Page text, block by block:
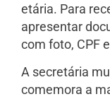
etária. Para
apresentar
com foto, CPF
A secretária
comemora a